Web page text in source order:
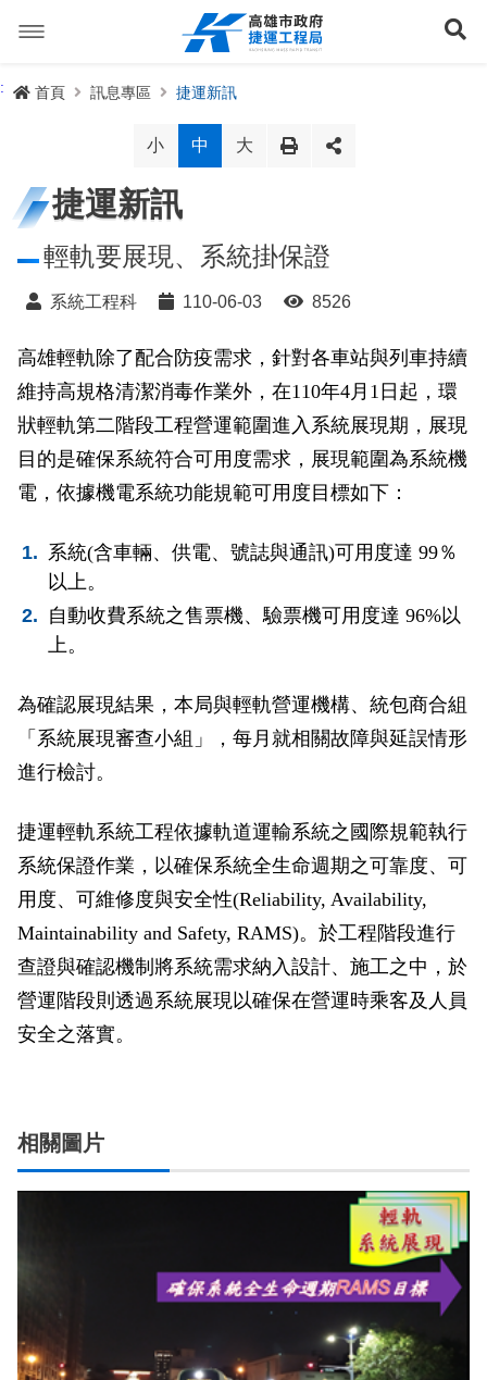
容
捷運路線進度圖
路網簡介
路網規劃
未來發展
規劃中
捷運紫線
前鎮漁港聯外軌道
興建中
各線計畫進度
岡山路竹延伸線(第二A階段)
岡山路竹延伸線(第二B階段)
捷運黃線
小港林園線
已通車
捷運紅/橘線
岡山路竹延伸線(第一階段)
環狀輕軌
訊息專區
公聽會與說明會
政府資訊公開
生態檢核專區
性別主流化專區
政風園地
Open Data
打詐儀錶板
局長信箱
禁限建專區
增額容積申請
檔案應用專區
常見問答
相關連結
雙語詞彙
交流互動
照片集錦
影音專區
特色車站
輕軌知識站
輕軌簡介
輕軌與傳統火車
無架空線
關於我們
首長簡介
局徽
本局沿革
組織職掌
服務電話
網站導覽
English
首頁 訊息專區 捷運新訊
小 中 大
捷運新訊
輕軌要展現、系統掛保證
系統工程科 110-06-03 8526
高雄輕軌除了配合防疫需求，針對各車站與列車持續
維持高規格清潔消毒作業外，在110年4月1日起，環
狀輕軌第二階段工程營運範圍進入系統展現期，展現
目的是確保系統符合可用度需求，展現範圍為系統機
電，依據機電系統功能規範可用度目標如下：
系統(含車輛、供電、號誌與通訊)可用度達 99％
以上。
自動收費系統之售票機、驗票機可用度達 96%以
上。
為確認展現結果，本局與輕軌營運機構、統包商合組
「系統展現審查小組」，每月就相關故障與延誤情形
進行檢討。
捷運輕軌系統工程依據軌道運輸系統之國際規範執行
系統保證作業，以確保系統全生命週期之可靠度、可
用度、可維修度與安全性(Reliability, Availability,
Maintainability and Safety, RAMS)。於工程階段進行
查證與確認機制將系統需求納入設計、施工之中，於
營運階段則透過系統展現以確保在營運時乘客及人員
安全之落實。
相關圖片